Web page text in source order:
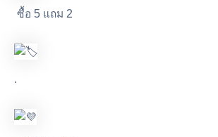
ซื้อ 5 แถม 2
.